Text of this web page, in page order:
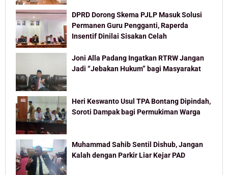
DPRD Dorong Skema PJLP Masuk Solusi
Permanen Guru Pengganti, Raperda
Insentif Dinilai Sisakan Celah
Joni Alla Padang Ingatkan RTRW Jangan
Jadi “Jebakan Hukum” bagi Masyarakat
Heri Keswanto Usul TPA Bontang Dipindah,
Soroti Dampak bagi Permukiman Warga
Muhammad Sahib Sentil Dishub, Jangan
Kalah dengan Parkir Liar Kejar PAD